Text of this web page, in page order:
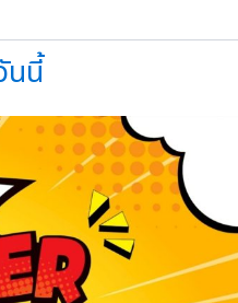
นนี้